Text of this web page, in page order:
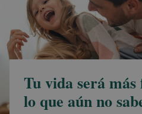
Tu vida será
lo que aún no